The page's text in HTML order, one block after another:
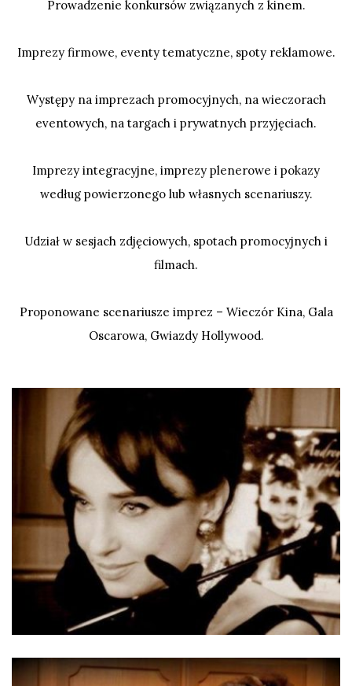
Prowadzenie konkursów związanych z kinem.
Imprezy firmowe, eventy tematyczne, spoty reklamowe.
Występy na imprezach promocyjnych, na wieczorach
eventowych, na targach i prywatnych przyjęciach.
Imprezy integracyjne, imprezy plenerowe i pokazy
według powierzonego lub własnych scenariuszy.
Udział w sesjach zdjęciowych, spotach promocyjnych i
filmach.
Proponowane scenariusze imprez – Wieczór Kina, Gala
Oscarowa, Gwiazdy Hollywood.